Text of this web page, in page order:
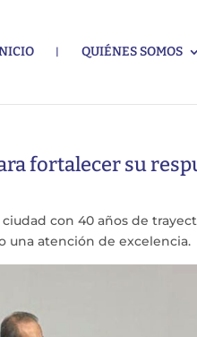
QUIÉNES SOMOS
fortalecer su
con 40 años de
una atención de excelencia.